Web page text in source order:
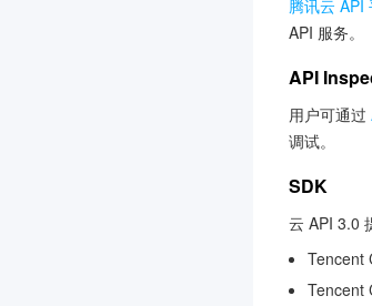
腾讯云 API
API 服务。
API
用户可通过
调试。
SDK
云 API 3.0
Tencent
Tencent